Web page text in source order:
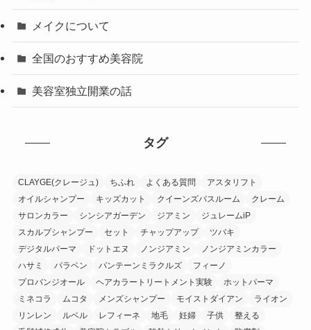
メイクについて
全国のおすすめ美容院
美容室独立開業の話
タグ
CLAYGE(クレージュ) ちふれ よくある質問
アスタリフト
オイルシャンプー
キッズカット クイーンズバスルーム
クレーム
サロンカラー
シンシアガーデン ジアミン
ジュレームiP
スカルプシャンプー
セット チャップアップ
ツバキ
デジタルパーマ
ドットエヌ ノンジアミン
ノンジアミンカラー
ハサミ
パラベン パンテーンミラクルズ
フィーノ
プロバンジオール
ヘアカラートリートメント実験
ホットパーマ
ミネコラ
ムコタ メンズシャンプー モイストダイアン
ライオン
リンレン
ルベル レフィーネ 地毛 妊婦 子供
整える